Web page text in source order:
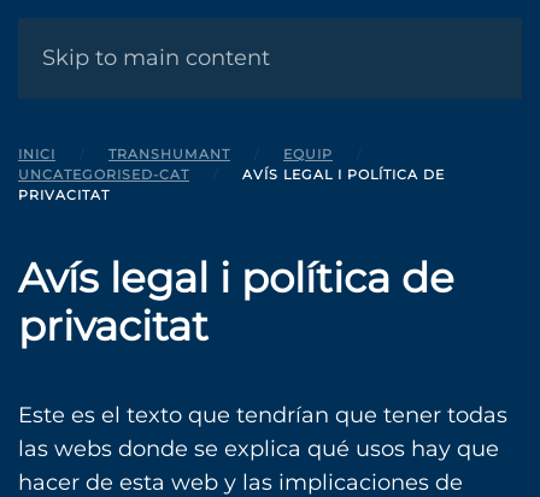
Skip to main content
INICI TRANSHUMANT
EQUIP
UNCATEGORISED-CAT
AVÍS LEGAL I POLÍTICA DE
PRIVACITAT
Avís legal i política de
privacitat
Este es el texto que tendrían que tener todas
las webs donde se explica qué usos hay que
hacer de esta web y las implicaciones de